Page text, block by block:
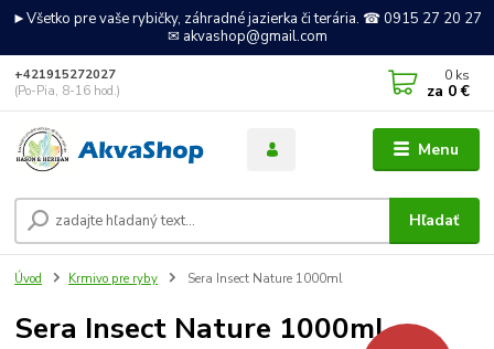
►Všetko pre vaše rybičky, záhradné jazierka či terária. ☎ 0915 27 20 27
✉ akvashop@gmail.com
Menu
Hľadať
+421915272027
(Po-Pia, 8-16 hod.)
0 ks
za 0 €
Úvod Krmivo pre ryby Sera Insect Nature 1000ml
Sera Insect Nature 1000ml